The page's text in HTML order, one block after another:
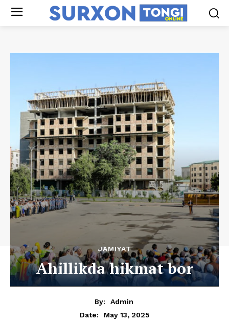
JAMIYAT
Ahillikda hikmat bor
By:
Admin
Date:
May 13, 2025